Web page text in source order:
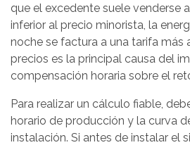
que el excedente suele venderse
inferior al precio minorista, la
noche se factura a una tarifa más
precios es la principal causa del
compensación horaria sobre el
Para realizar un cálculo fiable,
horario de producción y la curva
instalación. Si antes de instalar el